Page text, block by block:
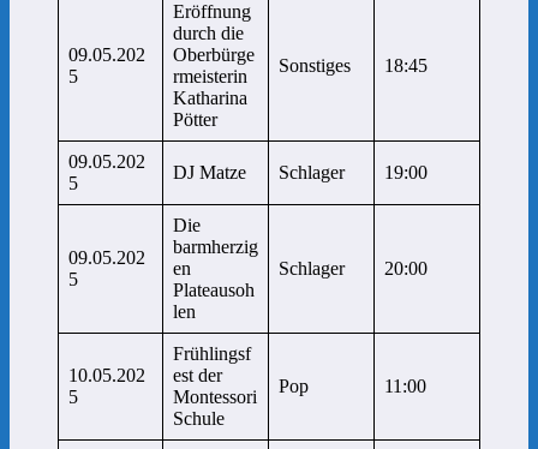
09.05.202
5
Eröffnung
durch die
Oberbürge
rmeisterin
Katharina
Pötter
Sonstiges 18:45
09.05.202
5
DJ Matze Schlager 19:00
09.05.202
5
Die
barmherzig
en
Plateausoh
len
Schlager 20:00
10.05.202
5
Frühlingsf
est der
Montessori
Schule
Pop 11:00